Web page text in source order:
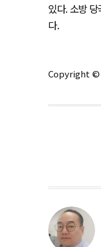
있다. 소방
다.
Copyright ©